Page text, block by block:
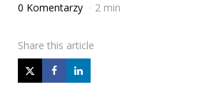
0 Komentarzy 2 min
Share this article